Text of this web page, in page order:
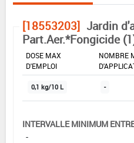
[18553203] Jardin
Part.Aer.*Fongicide
DOSE MAX
D'EMPLOI
NOMBRE
0,1 kg/10 L -
INTERVALLE MINIMUM
-